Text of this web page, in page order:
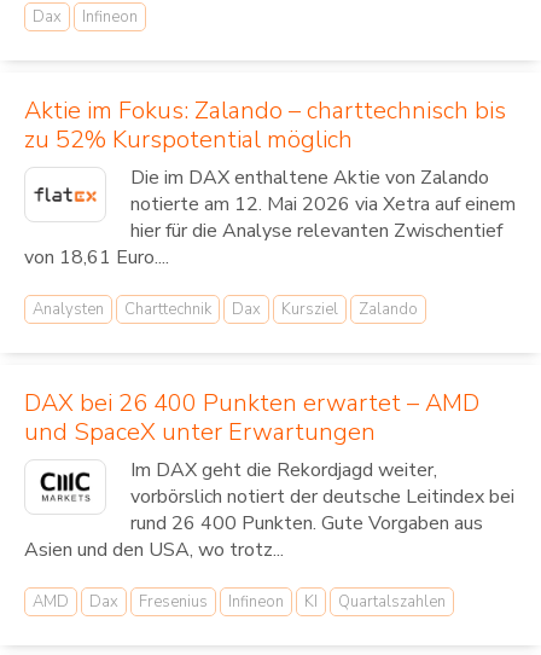
Dax Infineon
Aktie im Fokus: Zalando – charttechnisch bis
zu 52% Kurspotential möglich
Die im DAX enthaltene Aktie von Zalando
notierte am 12. Mai 2026 via Xetra auf einem
hier für die Analyse relevanten Zwischentief
von 18,61 Euro....
Analysten Charttechnik Dax Kursziel Zalando
DAX bei 26 400 Punkten erwartet – AMD
und SpaceX unter Erwartungen
Im DAX geht die Rekordjagd weiter,
vorbörslich notiert der deutsche Leitindex bei
rund 26 400 Punkten. Gute Vorgaben aus
Asien und den USA, wo trotz...
AMD Dax Fresenius Infineon KI Quartalszahlen